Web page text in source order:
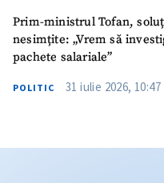
Prim-ministrul Tofan,
nesimțite: „Vrem să
pachete salariale”
POLITIC 31 iulie 2026, 10:47